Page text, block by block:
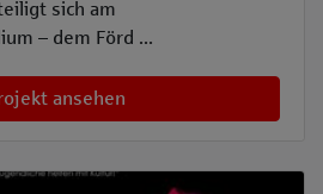
sich am
– dem Förd ...
ansehen